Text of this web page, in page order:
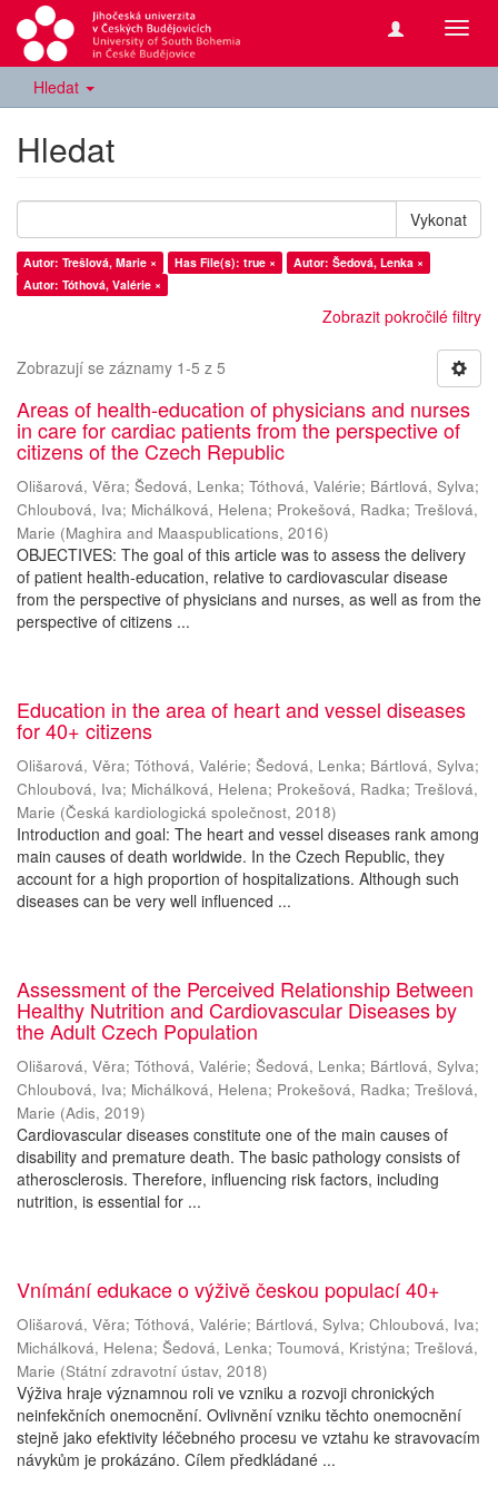
Hledat
Hledat
Vykonat
Autor: Trešlová, Marie × Has File(s): true ×
Autor: Šedová, Lenka ×
Autor: Tóthová, Valérie ×
Zobrazit pokročilé filtry
Zobrazují se záznamy 1-5 z 5
Areas of health-education of physicians and nurses
in care for cardiac patients from the perspective of
citizens of the Czech Republic
Olišarová, Věra; Šedová, Lenka; Tóthová, Valérie; Bártlová, Sylva;
Chloubová, Iva; Michálková, Helena; Prokešová, Radka; Trešlová,
Marie (Maghira and Maaspublications, 2016)
OBJECTIVES: The goal of this article was to assess the delivery
of patient health-education, relative to cardiovascular disease
from the perspective of physicians and nurses, as well as from the
perspective of citizens ...
Education in the area of heart and vessel diseases
for 40+ citizens
Olišarová, Věra; Tóthová, Valérie; Šedová, Lenka; Bártlová, Sylva;
Chloubová, Iva; Michálková, Helena; Prokešová, Radka; Trešlová,
Marie (Česká kardiologická společnost, 2018)
Introduction and goal: The heart and vessel diseases rank among
main causes of death worldwide. In the Czech Republic, they
account for a high proportion of hospitalizations. Although such
diseases can be very well influenced ...
Assessment of the Perceived Relationship Between
Healthy Nutrition and Cardiovascular Diseases by
the Adult Czech Population
Olišarová, Věra; Tóthová, Valérie; Šedová, Lenka; Bártlová, Sylva;
Chloubová, Iva; Michálková, Helena; Prokešová, Radka; Trešlová,
Marie (Adis, 2019)
Cardiovascular diseases constitute one of the main causes of
disability and premature death. The basic pathology consists of
atherosclerosis. Therefore, influencing risk factors, including
nutrition, is essential for ...
Vnímání edukace o výživě českou populací 40+
Olišarová, Věra; Tóthová, Valérie; Bártlová, Sylva; Chloubová, Iva;
Michálková, Helena; Šedová, Lenka; Toumová, Kristýna; Trešlová,
Marie (Státní zdravotní ústav, 2018)
Výživa hraje významnou roli ve vzniku a rozvoji chronických
neinfekčních onemocnění. Ovlivnění vzniku těchto onemocnění
stejně jako efektivity léčebného procesu ve vztahu ke stravovacím
návykům je prokázáno. Cílem předkládané ...